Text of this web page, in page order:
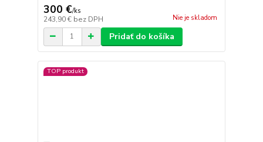
300 €/ks
243,90 € bez DPH Nie je skladom
Pridať do košíka
TOP produkt